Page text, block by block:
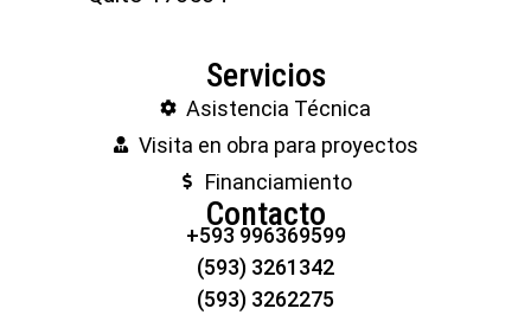
Servicios
Asistencia Técnica
Visita en obra para proyectos
Financiamiento
Contacto
+593 996369599
(593) 3261342
(593) 3262275